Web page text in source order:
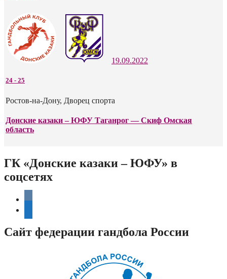
19.09.2022
24 - 25
Ростов-на-Дону, Дворец спорта
Донские казаки – ЮФУ Таганрог — Скиф Омская
область
ГК «Донские казаки – ЮФУ» в
соцсетях
Сайт федерации гандбола России